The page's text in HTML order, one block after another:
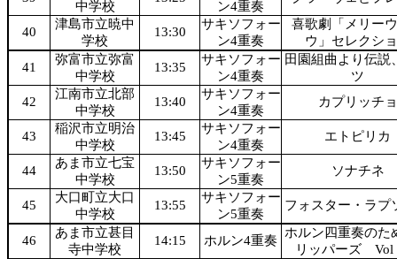
中学校
ン4重奏
40
津島市立暁中
学校
13:30
サキソフォー
ン4重奏
喜歌劇「メリー
ウ」セレクシ
41
弥富市立弥富
中学校
13:35
サキソフォー
ン4重奏
田園組曲より伝説
ツ
42
江南市立北部
中学校
13:40
サキソフォー
ン4重奏
カプリッチョ
43
稲沢市立明治
中学校
13:45
サキソフォー
ン4重奏
エトピリカ
44
あま市立七宝
中学校
13:50
サキソフォー
ン5重奏
ソナチネ
45
大口町立大口
中学校
13:55
サキソフォー
ン5重奏
フォスター・ラプ
46
あま市立甚目
寺中学校
14:15 ホルン4重奏
ホルン四重奏のた
リッパーズ Vol